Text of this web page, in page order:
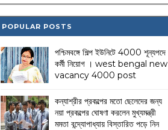
POPULAR POSTS
পশ্চিমবঙ্গে শিল্প ইউনিটে 4000 শূন্যপদে
কর্মী নিয়োগ । west bengal new
vacancy 4000 post
কন্যাশ্রীর প্রকল্পের মতো ছেলেদের জন্য
নয়া প্রকল্পের ঘোষণা করলেন মুখ্যমন্ত্রী
মমতা বন্দ্যোপাধ্যায় বিস্তারিত পড়ে নিন